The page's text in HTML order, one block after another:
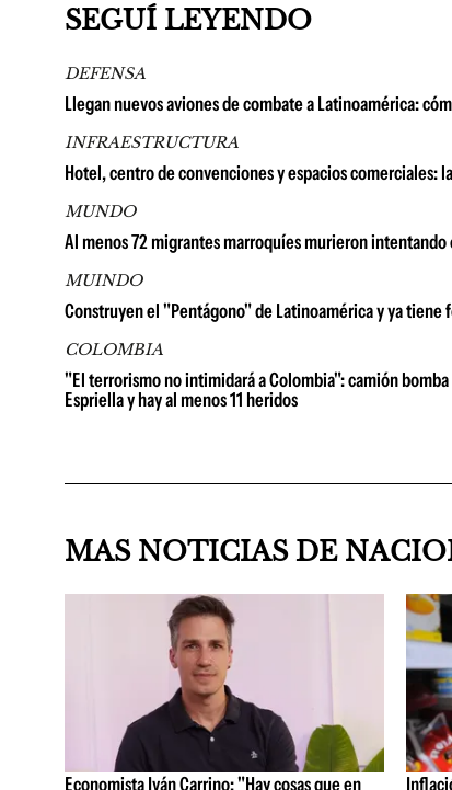
SEGUÍ LEYENDO
DEFENSA
Llegan nuevos aviones de combate a Latinoamérica:
INFRAESTRUCTURA
Hotel, centro de convenciones y espacios comerciales:
MUNDO
Al menos 72 migrantes marroquíes murieron
MUINDO
Construyen el "Pentágono" de Latinoamérica y ya tiene
COLOMBIA
"El terrorismo no intimidará a Colombia": camión
Espriella y hay al menos 11 heridos
MAS NOTICIAS DE
Economista Iván Carrino: "Hay cosas que en